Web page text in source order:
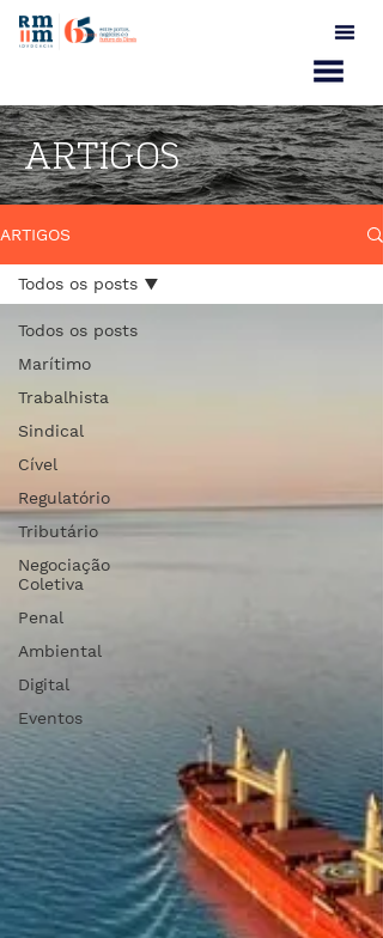
ARTIGOS
ARTIGOS
Todos os posts
Marítimo
Trabalhista
Sindical
Cível
Regulatório
Tributário
Negociação
Coletiva
Penal
Ambiental
Digital
Eventos
Todos os posts